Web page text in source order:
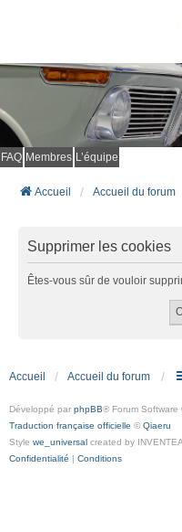
FAQ Membres L’équipe
Accueil Accueil du forum
Supprimer les cookies
Êtes-vous sûr de vouloir
Accueil Accueil du forum
Développé par phpBB® Forum Software
Traduction française officielle © Qiaeru
Style we_universal created by
Confidentialité | Conditions